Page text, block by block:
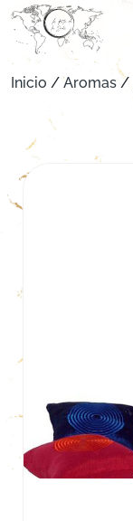
Inicio / Aromas /